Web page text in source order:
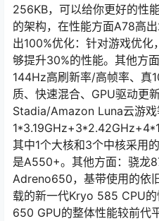
256KB，可以给你更好的性
的架构，在性能方面A78高
出100%优化：针对游戏优
够提升30%的性能。其他方
144Hz高刷新率/高帧率、真
质、快速混合、GPU驱动
Stadia/Amazon Luna云游
其中1个大核和3个中核采用
是A550+。其他方面：骁龙
Adreno650，基带使用的依
载的新一代Kryo 585 CPU
650 GPU的整体性能较前代